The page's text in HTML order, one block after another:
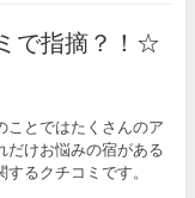
で指摘？！☆
ことではたくさんのア
だけお悩みの宿がある
るクチコミです。